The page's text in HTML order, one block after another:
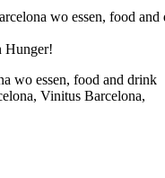
Hunger!